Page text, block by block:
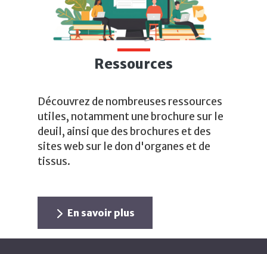
Ressources
Découvrez de nombreuses ressources
utiles, notamment une brochure sur le
deuil, ainsi que des brochures et des
sites web sur le don d'organes et de
tissus.
En savoir plus